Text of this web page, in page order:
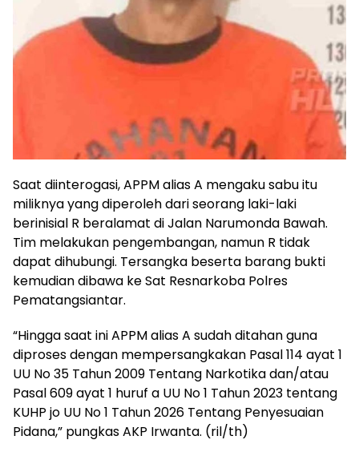
Saat diinterogasi, APPM alias A mengaku sabu itu
miliknya yang diperoleh dari seorang laki-laki
berinisial R beralamat di Jalan Narumonda Bawah.
Tim melakukan pengembangan, namun R tidak
dapat dihubungi. Tersangka beserta barang bukti
kemudian dibawa ke Sat Resnarkoba Polres
Pematangsiantar.
“Hingga saat ini APPM alias A sudah ditahan guna
diproses dengan mempersangkakan Pasal 114 ayat 1
UU No 35 Tahun 2009 Tentang Narkotika dan/atau
Pasal 609 ayat 1 huruf a UU No 1 Tahun 2023 tentang
KUHP jo UU No 1 Tahun 2026 Tentang Penyesuaian
Pidana,” pungkas AKP Irwanta. (ril/th)